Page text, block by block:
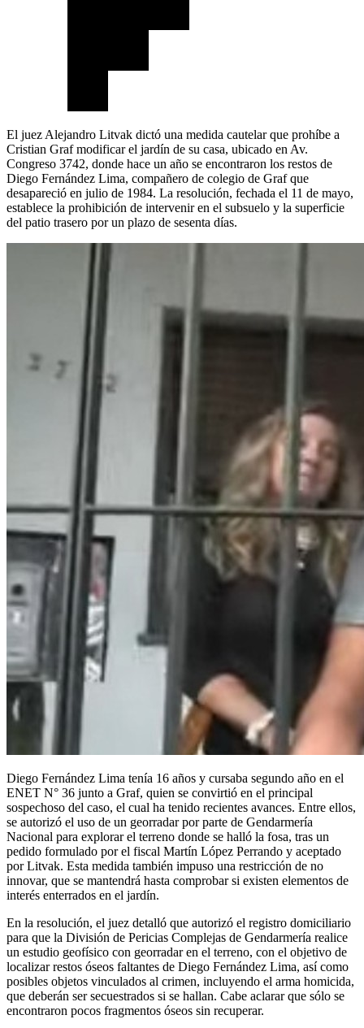
El juez Alejandro Litvak dictó una medida cautelar que prohíbe a
Cristian Graf modificar el jardín de su casa, ubicado en Av.
Congreso 3742, donde hace un año se encontraron los restos de
Diego Fernández Lima, compañero de colegio de Graf que
desapareció en julio de 1984. La resolución, fechada el 11 de mayo,
establece la prohibición de intervenir en el subsuelo y la superficie
del patio trasero por un plazo de sesenta días.
Diego Fernández Lima tenía 16 años y cursaba segundo año en el
ENET N° 36 junto a Graf, quien se convirtió en el principal
sospechoso del caso, el cual ha tenido recientes avances. Entre ellos,
se autorizó el uso de un georradar por parte de Gendarmería
Nacional para explorar el terreno donde se halló la fosa, tras un
pedido formulado por el fiscal Martín López Perrando y aceptado
por Litvak. Esta medida también impuso una restricción de no
innovar, que se mantendrá hasta comprobar si existen elementos de
interés enterrados en el jardín.
En la resolución, el juez detalló que autorizó el registro domiciliario
para que la División de Pericias Complejas de Gendarmería realice
un estudio geofísico con georradar en el terreno, con el objetivo de
localizar restos óseos faltantes de Diego Fernández Lima, así como
posibles objetos vinculados al crimen, incluyendo el arma homicida,
que deberán ser secuestrados si se hallan. Cabe aclarar que sólo se
encontraron pocos fragmentos óseos sin recuperar.